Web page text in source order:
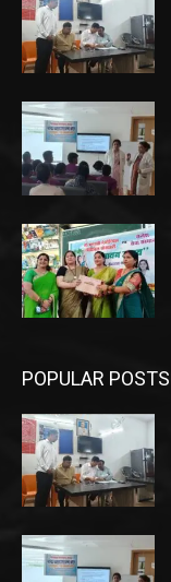
POPULAR POSTS